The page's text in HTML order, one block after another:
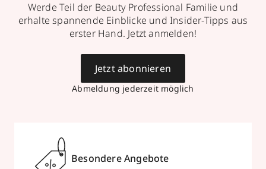
Werde Teil der Beauty Professional Familie und
erhalte spannende Einblicke und Insider-Tipps aus
erster Hand. Jetzt anmelden!
Abmeldung jederzeit möglich
Jetzt abonnieren
Besondere Angebote